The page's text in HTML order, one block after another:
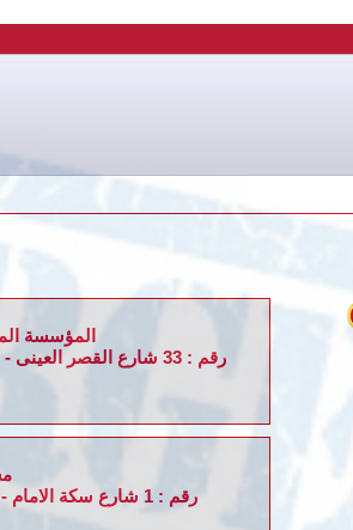
المؤسسة
رقم : 33 شارع القصر العينى - القصر العينى - القاهرة - مصر
رقم : 1 شارع سكة الامام - السيدة زينب - القاهرة - مصر